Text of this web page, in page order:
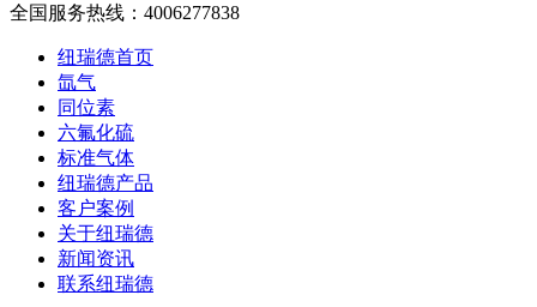
全国服务热线： 4006277838
纽瑞德首页
氙气
同位素
六氟化硫
标准气体
纽瑞德产品
客户案例
关于纽瑞德
新闻资讯
联系纽瑞德